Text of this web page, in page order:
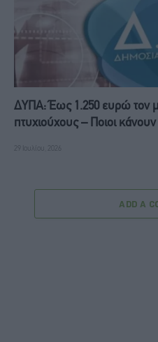
ΔΥΠΑ: Έως 1.250 ευρώ τον
πτυχιούχους – Ποιοι κάνουν
29 Ιουλίου, 2026
ADD A